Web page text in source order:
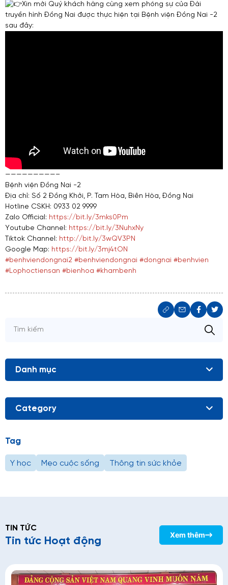
Xin mời Quý khách hàng cùng xem phóng sự của Đài
truyền hình Đồng Nai được thực hiện tại Bệnh viện Đồng Nai -2
sau đây:
—————————–
Bệnh viện Đồng Nai -2
Địa chỉ: Số 2 Đồng Khởi, P. Tam Hòa, Biên Hòa, Đồng Nai
Hotline CSKH: 0933 02 9999
Zalo Official: https://bit.ly/3mks0Pm
Youtube Channel: https://bit.ly/3NuhxNy
Tiktok Channel: http://bit.ly/3wQV3PN
Google Map: https://bit.ly/3mj4tON
#benhviendongnai2 #benhviendongnai #dongnai #benhvien
#Lophoctiensan #bienhoa #khambenh
Danh mục
Category
Tag
Y học Mẹo cuộc sống Thông tin sức khỏe
TIN TỨC
Tin tức Hoạt động
Xem thêm